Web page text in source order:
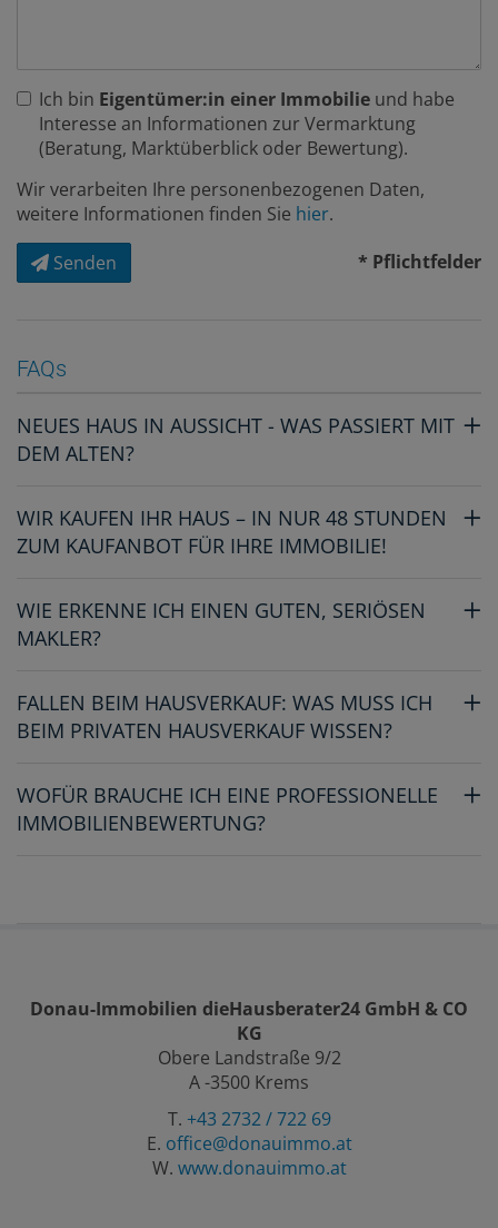
Ich bin Eigentümer:in einer Immobilie und habe
Interesse an Informationen zur Vermarktung
(Beratung, Marktüberblick oder Bewertung).
Wir verarbeiten Ihre personenbezogenen Daten,
weitere Informationen finden Sie hier.
Senden
* Pflichtfelder
FAQs
NEUES HAUS IN AUSSICHT - WAS PASSIERT MIT
DEM ALTEN?
WIR KAUFEN IHR HAUS – IN NUR 48 STUNDEN
ZUM KAUFANBOT FÜR IHRE IMMOBILIE!
WIE ERKENNE ICH EINEN GUTEN, SERIÖSEN
MAKLER?
FALLEN BEIM HAUSVERKAUF: WAS MUSS ICH
BEIM PRIVATEN HAUSVERKAUF WISSEN?
WOFÜR BRAUCHE ICH EINE PROFESSIONELLE
IMMOBILIENBEWERTUNG?
Donau-Immobilien dieHausberater24 GmbH & CO
KG
Obere Landstraße 9/2
A -3500 Krems
T. +43 2732 / 722 69
E. office@donauimmo.at
W. www.donauimmo.at